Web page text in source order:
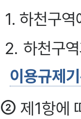
1. 하천구
2. 하천구
이용규제
② 제1항에